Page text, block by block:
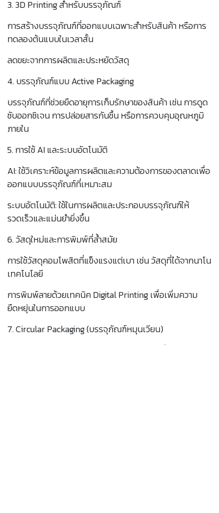
3. 3D Printing สำหรับบรรจุภัณฑ์
การสร้างบรรจุภัณฑ์ที่ออกแบบเฉพาะสำหรับสินค้า หรือการ
ทดลองต้นแบบในเวลาสั้น
ลดขยะจากการผลิตและประหยัดวัสดุ
4. บรรจุภัณฑ์แบบ Active Packaging
บรรจุภัณฑ์ที่ช่วยยืดอายุการเก็บรักษาของสินค้า เช่น การดูด
ซับออกซิเจน การปล่อยสารกันชื้น หรือการควบคุมอุณหภูมิ
ภายใน
5. การใช้ AI และระบบอัตโนมัติ
AI: ใช้วิเคราะห์ข้อมูลการผลิตและความต้องการของตลาดเพื่อ
ออกแบบบรรจุภัณฑ์ที่เหมาะสม
ระบบอัตโนมัติ: ใช้ในการผลิตและประกอบบรรจุภัณฑ์ให้
รวดเร็วและแม่นยำยิ่งขึ้น
6. วัสดุใหม่และการพิมพ์ที่ล้ำสมัย
การใช้วัสดุคอมโพสิตที่แข็งแรงแต่เบา เช่น วัสดุที่ได้จากนาโน
เทคโนโลยี
การพิมพ์ลายด้วยเทคนิค Digital Printing เพื่อเพิ่มความ
ยืดหยุ่นในการออกแบบ
7. Circular Packaging (บรรจุภัณฑ์หมุนเวียน)